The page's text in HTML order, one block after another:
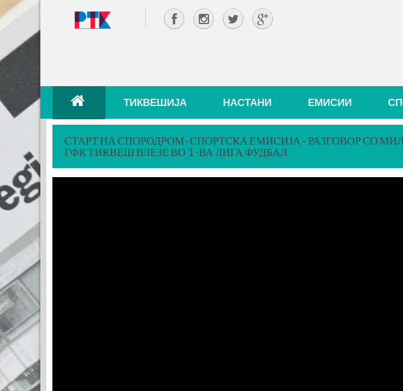
ТИКВЕШИЈА НАСТАНИ ЕМИСИИ
СТАРТ НА СПОРОДРОМ- СПОРТСКА ЕМИСИЈА - РАЗГОВОР СО
ГФК ТИКВЕШ ВЛЕЗЕ ВО 1 -ВА ЛИГА ФУДБАЛ